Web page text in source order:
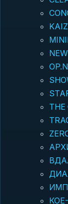
THE